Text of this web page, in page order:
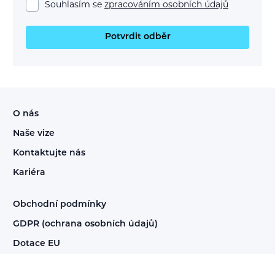
Souhlasím se zpracováním osobních údajů
Potvrdit odběr
O nás
Naše vize
Kontaktujte nás
Kariéra
Obchodní podmínky
GDPR (ochrana osobních údajů)
Dotace EU